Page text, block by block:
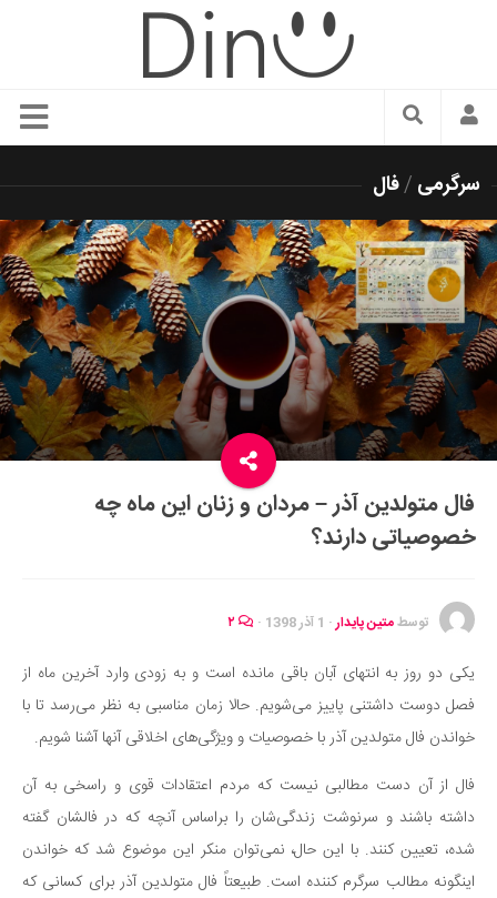
سبک زندگی
زیبایی و آرایش
شیک پوشی
دکوراسیون و چیدمان
غذا
رستوران گردی
آشپزی
سفر و گردشگری
ایران گردی
جهان گردی
موفقیت و مهارت‌های فردی
تغذیه سالم
بهداشت
بیماری و درمان
کودک و مادر
ورزش و تندرستی
روانشناسی
سرگرمی /فال
فال متولدین آذر – مردان و زنان این ماه چه
خصوصیاتی دارند؟
توسطمتین پایدار· 1 آذر 1398 ·
یکی دو روز به انتهای آبان باقی مانده است و به زودی وارد آخرین ماه از
فصل دوست داشتنی پاییز می‌شویم. حالا زمان مناسبی به نظر می‌رسد تا با
خواندن فال متولدین آذر با خصوصیات و ویژگی‌های اخلاقی آنها آشنا شویم.
فال از آن دست مطالبی نیست که مردم اعتقادات قوی و راسخی به آن
داشته باشند و سرنوشت زندگی‌شان را براساس آنچه که در فالشان گفته
شده، تعیین کنند. با این حال، نمی‌توان منکر این موضوع شد که خواندن
اینگونه مطالب سرگرم کننده است. طبیعتاً فال متولدین آذر برای کسانی که